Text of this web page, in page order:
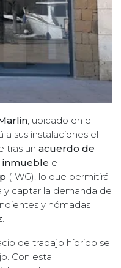
, ubicado en el
a sus instalaciones el
tras un acuerdo de
e
(IWG), lo que permitirá
y captar la demanda de
y nómadas
de trabajo híbrido se
Con esta